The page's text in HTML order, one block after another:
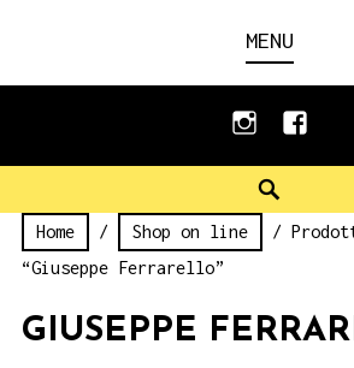
MENU
instagram
Home / Shop on line
/
“Giuseppe Ferrarello”
GIUSEPPE